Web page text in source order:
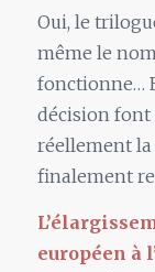
Oui, le
même le
fonctionne…
décision font
réellement la
finalement
européen à